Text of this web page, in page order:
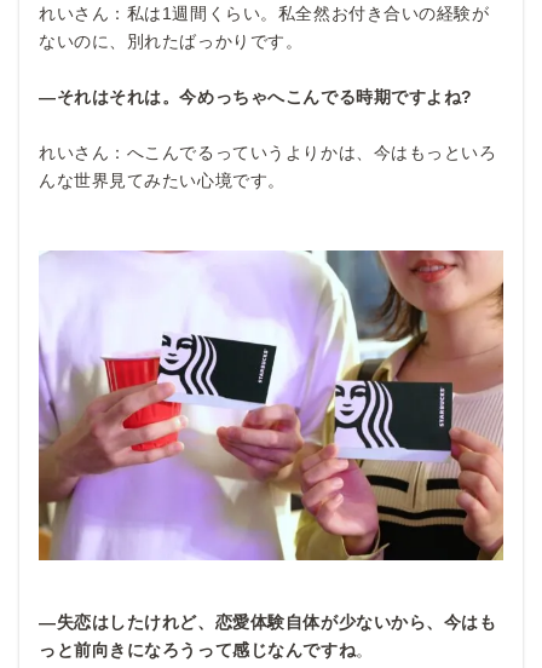
れいさん：私は1週間くらい。私全然お付き合いの経験が
ないのに、別れたばっかりです。
―それはそれは。今めっちゃへこんでる時期ですよね?
れいさん：へこんでるっていうよりかは、今はもっといろ
んな世界見てみたい心境です。
―失恋はしたけれど、恋愛体験自体が少ないから、今はも
っと前向きになろうって感じなんですね。